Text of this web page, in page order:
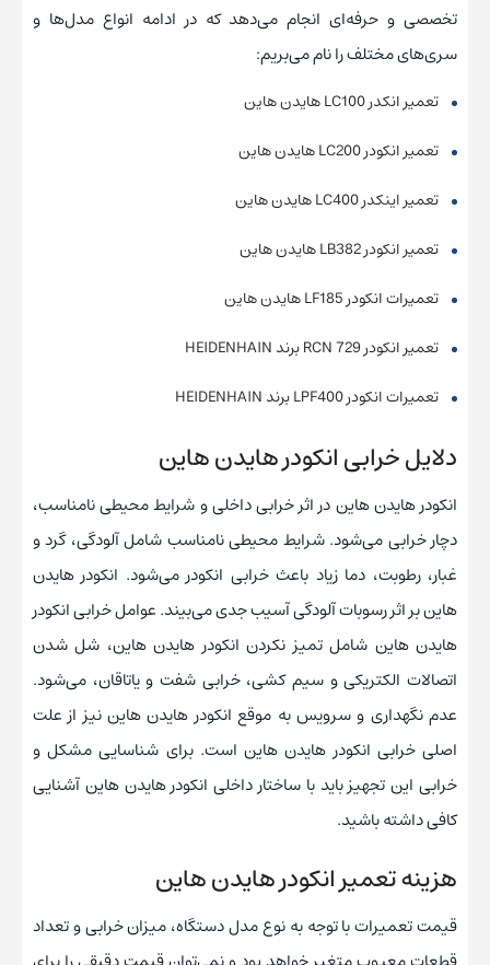
تخصصی و حرفه‌ای انجام می‌دهد که در ادامه انواع مدل‌ها و
سری‌های مختلف را نام می‌بریم:
تعمیر انکدر LC100 هایدن هاین
تعمیر انکودر LC200 هایدن هاین
تعمیر اینکدر LC400 هایدن هاین
تعمیر انکودر LB382 هایدن هاین
تعمیرات انکودر LF185 هایدن هاین
تعمیر انکودر RCN 729 برند HEIDENHAIN
تعمیرات انکودر LPF400 برند HEIDENHAIN
دلایل خرابی انکودر هایدن هاین
انکودر هایدن هاین در اثر خرابی داخلی و شرایط محیطی نامناسب،
دچار خرابی می‌شود. شرایط محیطی نامناسب شامل آلودگی، گرد و
غبار، رطوبت، دما زیاد باعث خرابی انکودر می‌شود. انکودر هایدن
هاین بر اثر رسوبات آلودگی آسیب جدی می‌بیند. عوامل خرابی انکودر
هایدن هاین شامل تمیز نکردن انکودر هایدن هاین، شل شدن
اتصالات الکتریکی و سیم کشی، خرابی شفت و یاتاقان، می‌شود.
عدم نگهداری و سرویس به موقع انکودر هایدن هاین نیز از علت
اصلی خرابی انکودر هایدن هاین است. برای شناسایی مشکل و
خرابی این تجهیز باید با ساختار داخلی انکودر هایدن هاین آشنایی
کافی داشته باشید.
هزینه تعمیر انکودر هایدن هاین
قیمت تعمیرات با توجه به نوع مدل دستگاه، میزان خرابی و تعداد